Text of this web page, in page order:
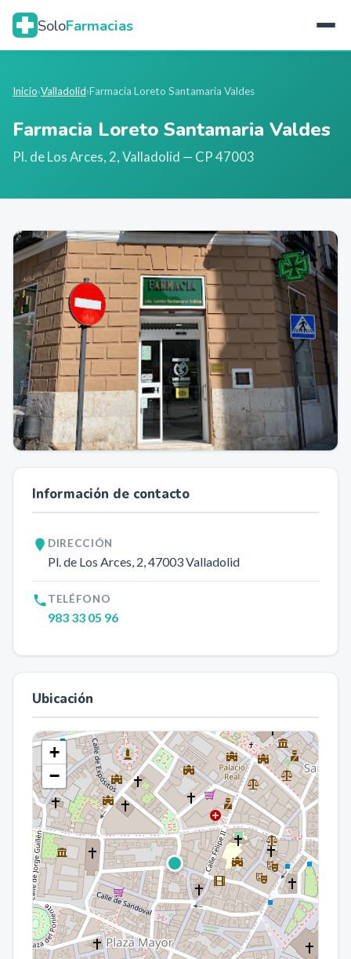
SoloFarmacias
Inicio›Valladolid›Farmacia Loreto Santamaria Valdes
Farmacia Loreto Santamaria Valdes
Pl. de Los Arces, 2,Valladolid — CP 47003
Información de contacto
DIRECCIÓN
Pl. de Los Arces, 2, 47003Valladolid
TELÉFONO
983 33 05 96
Ubicación
+
−